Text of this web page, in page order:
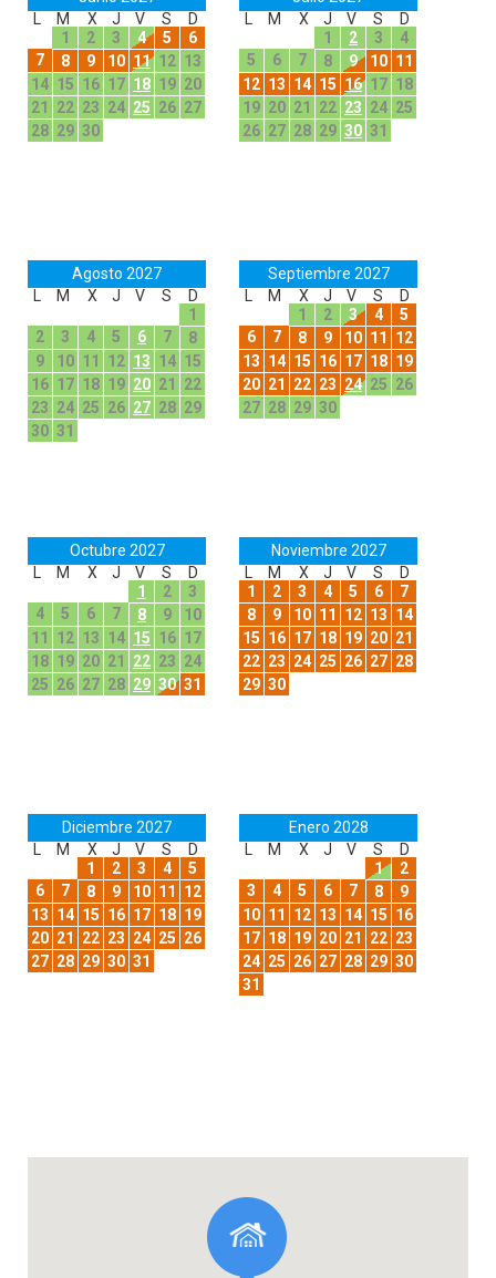
L
M X J V S
D
1
2 3 4 5
6
7
8 9 10 11 12 13
14 15 16 17 18 19 20
21
22 23 24 25 26 27
28 29 30
L
M X J V S
D
1
2 3
4
5
6 7 8 9 10 11
12 13 14 15 16 17 18
19 20 21 22 23 24 25
26 27 28 29 30 31
Agosto 2027
L
M X J V S
D
1
2
3 4 5 6 7
8
9
10 11 12 13 14 15
16 17 18 19 20 21
22
23 24 25 26 27 28 29
30 31
Septiembre 2027
L
M X J V S
D
1
2 3 4
5
6
7 8 9 10 11
12
13 14 15 16 17 18 19
20 21 22 23 24 25 26
27 28 29 30
Octubre 2027
L
M X J V S
D
1
2
3
4
5 6 7 8 9
10
11
12 13 14 15 16 17
18 19 20 21 22 23 24
25 26 27 28 29 30 31
Noviembre 2027
L
M X J V S
D
1
2 3 4 5 6
7
8
9 10 11 12 13 14
15 16 17 18 19 20 21
22 23 24 25 26 27 28
29 30
Diciembre 2027
L
M X J V S
D
1
2 3 4
5
6
7 8 9 10 11
12
13 14 15 16 17 18 19
20 21 22 23 24 25 26
27 28 29 30 31
Enero 2028
L
M X J V S
D
1
2
3
4 5 6 7 8
9
10 11 12 13 14 15 16
17 18 19 20 21 22 23
24 25 26 27 28 29 30
31